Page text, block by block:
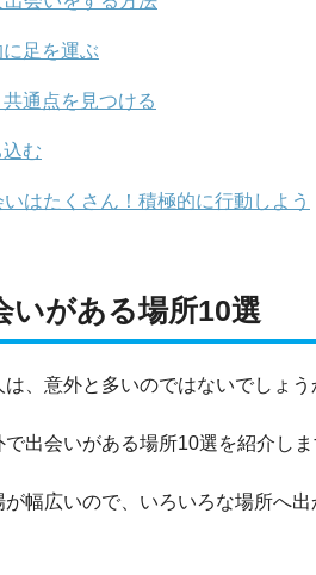
足を運ぶ
通点を見つける
む
はたくさん！積極的に行動しよう
いがある場所10選
、意外と多いのではないでしょう
出会いがある場所10選を紹介しま
幅広いので、いろいろな場所へ出